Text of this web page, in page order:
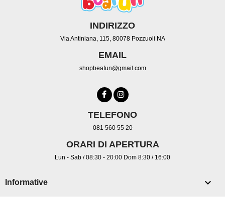
INDIRIZZO
Via Antiniana, 115, 80078 Pozzuoli NA
EMAIL
shopbeafun@gmail.com
TELEFONO
081 560 55 20
ORARI DI APERTURA
Lun - Sab / 08:30 - 20:00 Dom 8:30 / 16:00
Informative 